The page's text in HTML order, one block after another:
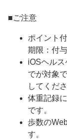
■ご注意
ポイント
期限：付
iOSヘル
でが対象
してくださ
体重記録
です。
歩数の
す。